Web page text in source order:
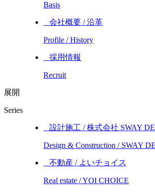
Basis
_ 会社概要 / 沿革
Profile / History
_ 採用情報
Recruit
展開
Series
_ 設計施工 / 株式会社 SWAY
Design & Construction / SWAY
_ 不動産 / よいチョイス
Real estate / YOI CHOICE